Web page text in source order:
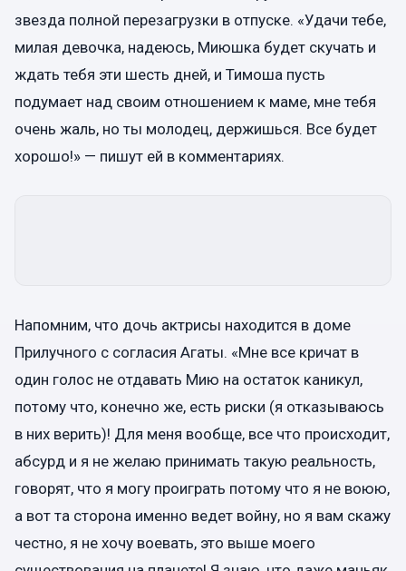
звезда полной перезагрузки в отпуске. «Удачи тебе,
милая девочка, надеюсь, Миюшка будет скучать и
ждать тебя эти шесть дней, и Тимоша пусть
подумает над своим отношением к маме, мне тебя
очень жаль, но ты молодец, держишься. Все будет
хорошо!» — пишут ей в комментариях.
Напомним, что дочь актрисы находится в доме
Прилучного с согласия Агаты. «Мне все кричат в
один голос не отдавать Мию на остаток каникул,
потому что, конечно же, есть риски (я отказываюсь
в них верить)! Для меня вообще, все что происходит,
абсурд и я не желаю принимать такую реальность,
говорят, что я могу проиграть потому что я не воюю,
а вот та сторона именно ведет войну, но я вам скажу
честно, я не хочу воевать, это выше моего